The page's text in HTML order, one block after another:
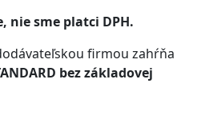
nie sme platci DPH.
firmou zahŕňa
bez základovej